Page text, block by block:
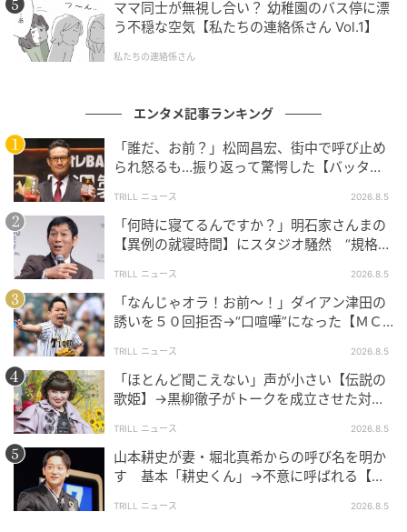
ママ同士が無視し合い？ 幼稚園のバス停に漂
う不穏な空気【私たちの連絡係さん Vol.1】
私たちの連絡係さん
エンタメ記事ランキング
「誰だ、お前？」松岡昌宏、街中で呼び止め
られ怒るも…振り返って驚愕した【バッタリ
TRILL ニュース 2026.8.5
「何時に寝てるんですか？」明石家さんまの
【異例の就寝時間】にスタジオ騒然 “規格外
TRILL ニュース 2026.8.5
「なんじゃオラ！お前～！」ダイアン津田の
誘いを５０回拒否→“口喧嘩”になった【ＭＣ
TRILL ニュース 2026.8.5
「ほとんど聞こえない」声が小さい【伝説の
歌姫】→黒柳徹子がトークを成立させた対応
TRILL ニュース 2026.8.5
山本耕史が妻・堀北真希からの呼び名を明か
す 基本「耕史くん」→不意に呼ばれる【ユ
TRILL ニュース 2026.8.5